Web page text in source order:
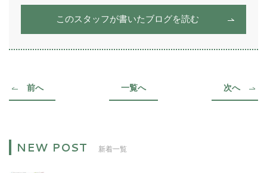
このスタッフが書いたブログを読む
前へ 一覧へ 次へ
新着一覧